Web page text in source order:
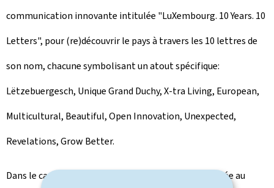
communication innovante intitulée "LuXembourg. 10 Years. 10
Letters", pour (re)découvrir le pays à travers les 10 lettres de
son nom, chacune symbolisant un atout spécifique:
Lëtzebuergesch, Unique Grand Duchy, X-tra Living, European,
Multicultural, Beautiful, Open Innovation, Unexpected,
Revelations, Grow Better.
Dans le cadre de cette campagne multimédia déployée au